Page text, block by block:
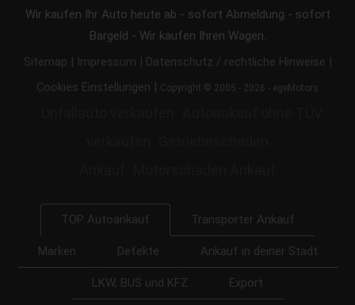
Wir kaufen Ihr Auto heute ab - sofort Abmeldung - sofort
Bargeld - Wir kaufen Ihren Wagen.
Sitemap | Impressum | Datenschutz / rechtliche Hinweise |
Cookies Einstellungen | Copyright © 2005 - 2026 - egeMotors
TOP Autoankauf Transporter Ankauf
Marken Defekte Ankauf in deiner Stadt
LKW, BUS und KFZ Export